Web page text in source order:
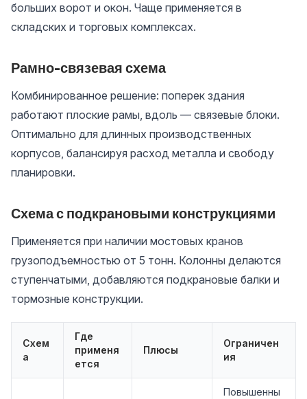
больших ворот и окон. Чаще применяется в
складских и торговых комплексах.
Рамно-связевая схема
Комбинированное решение: поперек здания
работают плоские рамы, вдоль — связевые блоки.
Оптимально для длинных производственных
корпусов, балансируя расход металла и свободу
планировки.
Схема с подкрановыми конструкциями
Применяется при наличии мостовых кранов
грузоподъемностью от 5 тонн. Колонны делаются
ступенчатыми, добавляются подкрановые балки и
тормозные конструкции.
Схем
а
Где
применя
ется
Плюсы
Ограничен
ия
Повышенны